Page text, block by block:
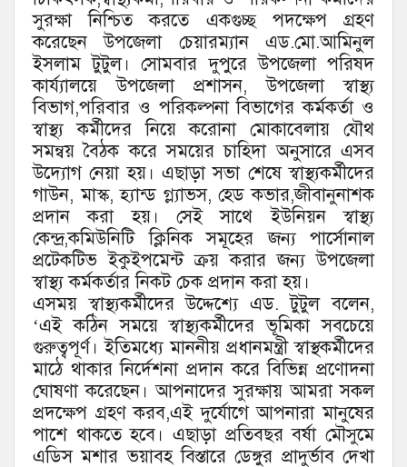
সুরক্ষা নিশ্চিত করতে একগুচ্ছ পদক্ষেপ গ্রহণ
করেছেন উপজেলা চেয়ারম্যান এড.মো.আমিনুল
ইসলাম টুটুল। সোমবার দুপুরে উপজেলা পরিষদ
কার্য্যালয়ে উপজেলা প্রশাসন, উপজেলা স্বাস্থ্য
বিভাগ,পরিবার ও পরিকল্পনা বিভাগের কর্মকর্তা ও
স্বাস্থ্য কর্মীদের নিয়ে করোনা মোকাবেলায় যৌথ
সমন্বয় বৈঠক করে সময়ের চাহিদা অনুসারে এসব
উদ্যোগ নেয়া হয়। এছাড়া সভা শেষে স্বাস্থ্যকর্মীদের
গাউন, মাস্ক, হ্যান্ড গ্ল্যাভস, হেড কভার,জীবানুনাশক
প্রদান করা হয়। সেই সাথে ইউনিয়ন স্বাস্থ্য
কেন্দ্র,কমিউনিটি ক্লিনিক সমূহের জন্য পার্সোনাল
প্রটেকটিভ ইকুইপমেন্ট ক্রয় করার জন্য উপজেলা
স্বাস্থ্য কর্মকর্তার নিকট চেক প্রদান করা হয়।
এসময় স্বাস্থ্যকর্মীদের উদ্দেশ্যে এড. টুটুল বলেন,
‘এই কঠিন সময়ে স্বাস্থ্যকর্মীদের ভূমিকা সবচেয়ে
গুরুত্বপূর্ণ। ইতিমধ্যে মাননীয় প্রধানমন্ত্রী স্বাস্থকর্মীদের
মাঠে থাকার নির্দেশনা প্রদান করে বিভিন্ন প্রণোদনা
ঘোষণা করেছেন। আপনাদের সুরক্ষায় আমরা সকল
প্রদক্ষেপ গ্রহণ করব,এই দুর্যোগে আপনারা মানুষের
পাশে থাকতে হবে। এছাড়া প্রতিবছর বর্ষা মৌসুমে
এডিস মশার ভয়াবহ বিস্তারে ডেঙ্গুর প্রাদুর্ভাব দেখা